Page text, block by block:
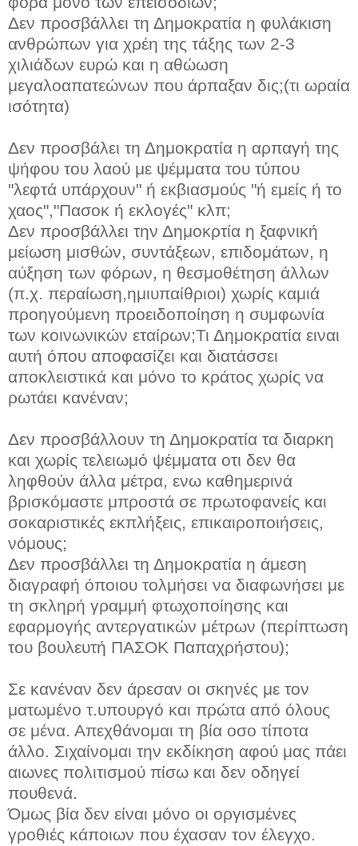
Δεν προσβάλλει τη Δημοκρατία η φυλάκιση
ανθρώπων για χρέη της τάξης των 2-3
χιλιάδων ευρώ και η αθώωση
μεγαλοαπατεώνων που άρπαξαν δις;(τι ωραία
ισότητα)
Δεν προσβάλει τη Δημοκρατία η αρπαγή της
ψήφου του λαού με ψέμματα του τύπου
"λεφτά υπάρχουν" ή εκβιασμούς "ή εμείς ή το
χαος","Πασοκ ή εκλογές" κλπ;
Δεν προσβάλλει την Δημοκρτία η ξαφνική
μείωση μισθών, συντάξεων, επιδομάτων, η
αύξηση των φόρων, η θεσμοθέτηση άλλων
(π.χ. περαίωση,ημιυπαίθριοι) χωρίς καμιά
προηγούμενη προειδοποίηση η συμφωνία
των κοινωνικών εταίρων;Τι Δημοκρατία ειναι
αυτή όπου αποφασίζει και διατάσσει
αποκλειστικά και μόνο το κράτος χωρίς να
ρωτάει κανέναν;
Δεν προσβάλλουν τη Δημοκρατία τα διαρκη
και χωρίς τελειωμό ψέμματα οτι δεν θα
ληφθούν άλλα μέτρα, ενω καθημερινά
βρισκόμαστε μπροστά σε πρωτοφανείς και
σοκαριστικές εκπλήξεις, επικαιροποιήσεις,
νόμους;
Δεν προσβάλλει τη Δημοκρατία η άμεση
διαγραφή όποιου τολμήσει να διαφωνήσει με
τη σκληρή γραμμή φτωχοποίησης και
εφαρμογής αντεργατικών μέτρων (περίπτωση
του βουλευτή ΠΑΣΟΚ Παπαχρήστου);
Σε κανέναν δεν άρεσαν οι σκηνές με τον
ματωμένο τ.υπουργό και πρώτα από όλους
σε μένα. Απεχθάνομαι τη βία οσο τίποτα
άλλο. Σιχαίνομαι την εκδίκηση αφού μας πάει
αιωνες πολιτισμού πίσω και δεν οδηγεί
πουθενά.
Όμως βία δεν είναι μόνο οι οργισμένες
γροθιές κάποιων που έχασαν τον έλεγχο.